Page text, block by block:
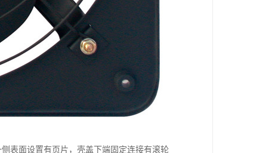
表面设置有页片，壳盖下端固定连接有滚轮